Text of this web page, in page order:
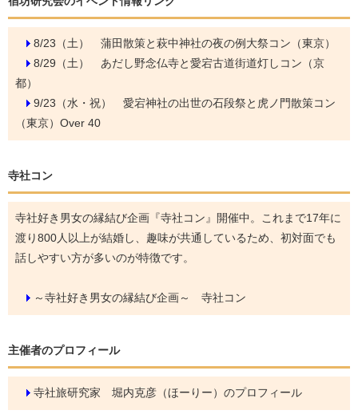
8/23（土） 蒲田散策と萩中神社の夜の例大祭コン（東京）
8/29（土） あだし野念仏寺と愛宕古道街道灯しコン（京
都）
9/23（水・祝） 愛宕神社の出世の石段祭と虎ノ門散策コン
（東京）Over 40
寺社コン
寺社好き男女の縁結び企画『寺社コン』開催中。これまで17年に
渡り800人以上が結婚し、趣味が共通しているため、初対面でも
話しやすい方が多いのが特徴です。
～寺社好き男女の縁結び企画～ 寺社コン
主催者のプロフィール
寺社旅研究家 堀内克彦（ほーりー）のプロフィール